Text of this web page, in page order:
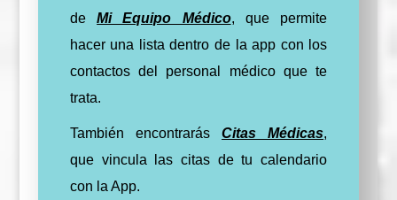
deMi Equipo Médico, que permite
hacer una lista dentro de la app con los
contactos del personal médico que te
trata.
También encontrarásCitas Médicas,
que vincula las citas de tu calendario
con la App.